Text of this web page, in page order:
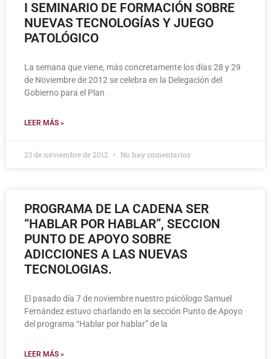
I SEMINARIO DE FORMACIÓN SOBRE
NUEVAS TECNOLOGÍAS Y JUEGO
PATOLÓGICO
La semana que viene, más concretamente los días 28 y 29
de Noviembre de 2012 se celebra en la Delegación del
Gobierno para el Plan
LEER MÁS »
23 de noviembre de 2012 No hay comentarios
PROGRAMA DE LA CADENA SER
“HABLAR POR HABLAR”, SECCION
PUNTO DE APOYO SOBRE
ADICCIONES A LAS NUEVAS
TECNOLOGIAS.
El pasado día 7 de noviembre nuestro psicólogo Samuel
Fernández estuvo charlando en la sección Punto de Apoyo
del programa “Hablar por hablar” de la
LEER MÁS »